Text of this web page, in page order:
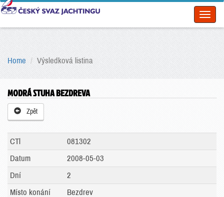
Home Výsledková listina
MODRÁ STUHA BEZDREVA
Zpět
CTl
081302
Datum
2008-05-03
Dní
2
Místo konání
Bezdrev